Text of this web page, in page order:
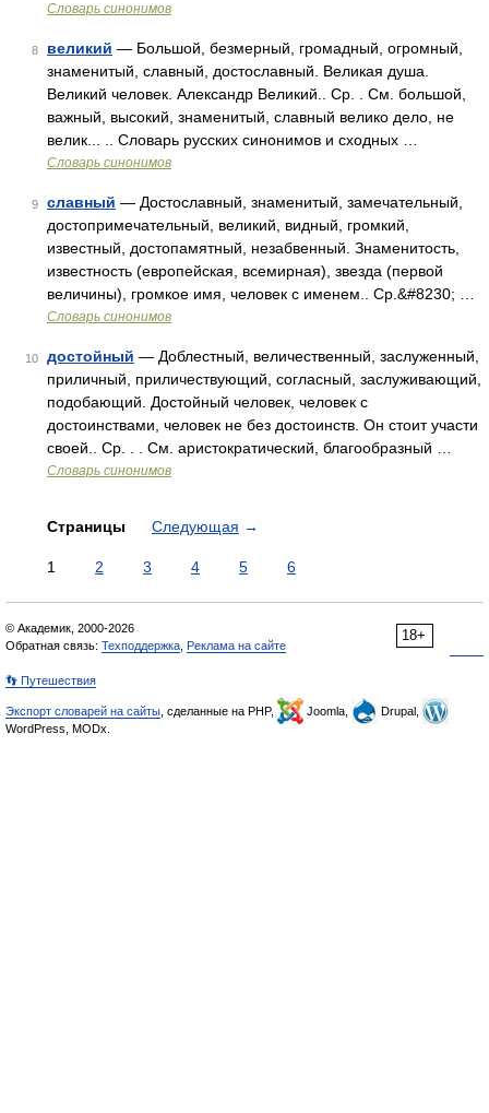
Словарь синонимов
8 великий — Большой, безмерный, громадный, огромный,
знаменитый, славный, достославный. Великая душа.
Великий человек. Александр Великий.. Ср. . См. большой,
важный, высокий, знаменитый, славный велико дело, не
велик... .. Словарь русских синонимов и сходных …
Словарь синонимов
9 славный — Достославный, знаменитый, замечательный,
достопримечательный, великий, видный, громкий,
известный, достопамятный, незабвенный. Знаменитость,
известность (европейская, всемирная), звезда (первой
величины), громкое имя, человек с именем.. Ср.&#8230; …
Словарь синонимов
10 достойный — Доблестный, величественный, заслуженный,
приличный, приличествующий, согласный, заслуживающий,
подобающий. Достойный человек, человек с
достоинствами, человек не без достоинств. Он стоит участи
своей.. Ср. . . См. аристократический, благообразный …
Словарь синонимов
Страницы Следующая →
1 2 3 4 5 6
18+
© Академик, 2000-2026
Обратная связь: Техподдержка Реклама на сайте
👣 Путешествия
Экспорт словарей на сайты , сделанные на PHP, Joomla,
Drupal,
WordPress, MODx.